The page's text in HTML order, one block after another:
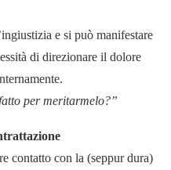
e si può manifestare
di direzionare il dolore
per meritarmelo?”
contatto con la (seppur dura)